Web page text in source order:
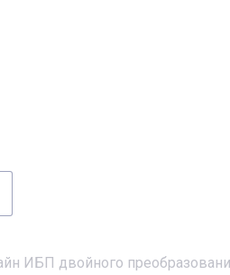
ИБП двойного